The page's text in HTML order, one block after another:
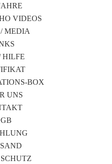
VIDEOS
MEDIA
HILFE
BOX
UNS